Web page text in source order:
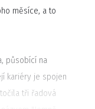
měsíce, a to
působící na
kariéry je spojen
tři řadová